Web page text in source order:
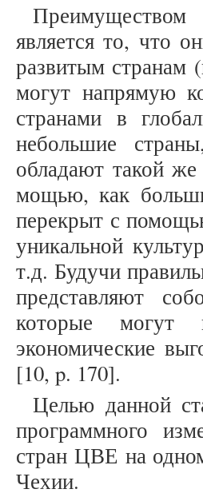
Преимуществом
является то, что
развитым странам
могут напрямую
странами в
небольшие
обладают такой
мощью, как
перекрыт с
уникальной
т.д. Будучи
представляют
которые могут
экономические
[10, p. 170].
Целью данной
программного
стран ЦВЕ на
Чехии.